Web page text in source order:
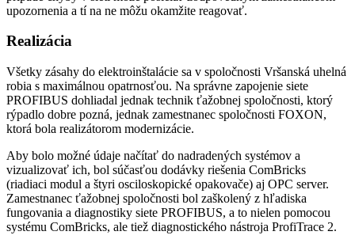
upozornenia a tí na ne môžu okamžite reagovať.
Realizácia
Všetky zásahy do elektroinštalácie sa v spoločnosti Vršanská uhelná
robia s maximálnou opatrnosťou. Na správne zapojenie siete
PROFIBUS dohliadal jednak technik ťažobnej spoločnosti, ktorý
rýpadlo dobre pozná, jednak zamestnanec spoločnosti FOXON,
ktorá bola realizátorom modernizácie.
Aby bolo možné údaje načítať do nadradených systémov a
vizualizovať ich, bol súčasťou dodávky riešenia ComBricks
(riadiaci modul a štyri osciloskopické opakovače) aj OPC server.
Zamestnanec ťažobnej spoločnosti bol zaškolený z hľadiska
fungovania a diagnostiky siete PROFIBUS, a to nielen pomocou
systému ComBricks, ale tiež diagnostického nástroja ProfiTrace 2.